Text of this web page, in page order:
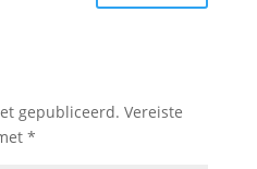
gepubliceerd. Vereiste
*